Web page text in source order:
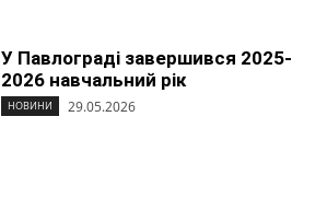
У Павлограді завершився 2025-
2026 навчальний рік
НОВИНИ 29.05.2026